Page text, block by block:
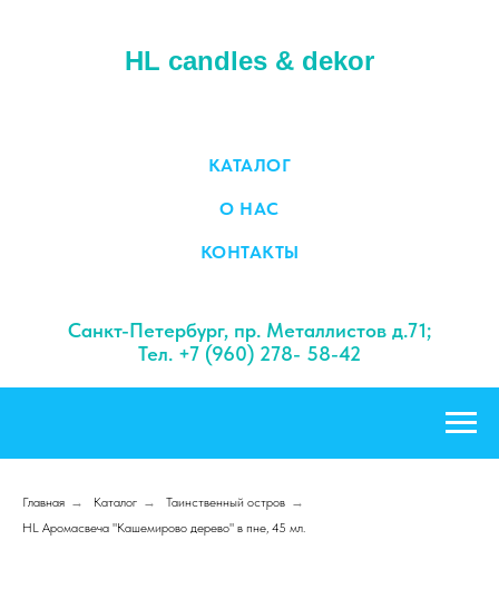
HL candles & dekor
КАТАЛОГ
О НАС
КОНТАКТЫ
Санкт-Петербург, пр. Металлистов д.71;
Тел. +7 (960) 278- 58-42
Главная → Каталог → Таинственный остров →
HL Аромасвеча "Кашемирово дерево" в пне, 45 мл.